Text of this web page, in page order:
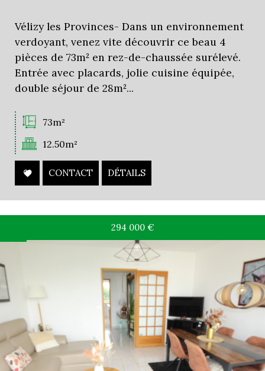
Vélizy les Provinces- Dans un environnement
verdoyant, venez vite découvrir ce beau 4
pièces de 73m² en rez-de-chaussée surélevé.
Entrée avec placards, jolie cuisine équipée,
double séjour de 28m²...
73m²
12.50m²
CONTACT DÉTAILS
294 000 €